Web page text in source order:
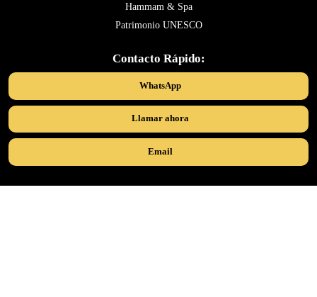
Hammam & Spa
Patrimonio UNESCO
Contacto Rápido:
WhatsApp
Llamar ahora
Email